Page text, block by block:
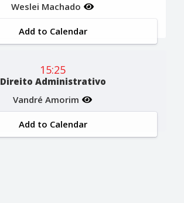
Weslei Machado
Add to Calendar
15:25
Direito Administrativo
Vandré Amorim
Add to Calendar